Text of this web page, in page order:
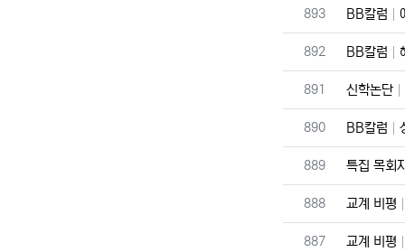
번호
893 BB칼럼
번호
892 BB칼럼
번호
891 신학논단
번호
890 BB칼럼
번호
889 특집 목회
번호
888 교계 비평
번호
887 교계 비평